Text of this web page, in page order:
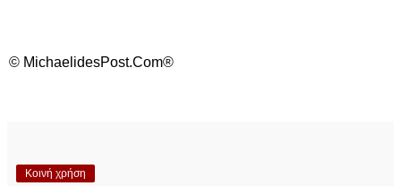
© MichaelidesPost.Com®
Κοινή χρήση